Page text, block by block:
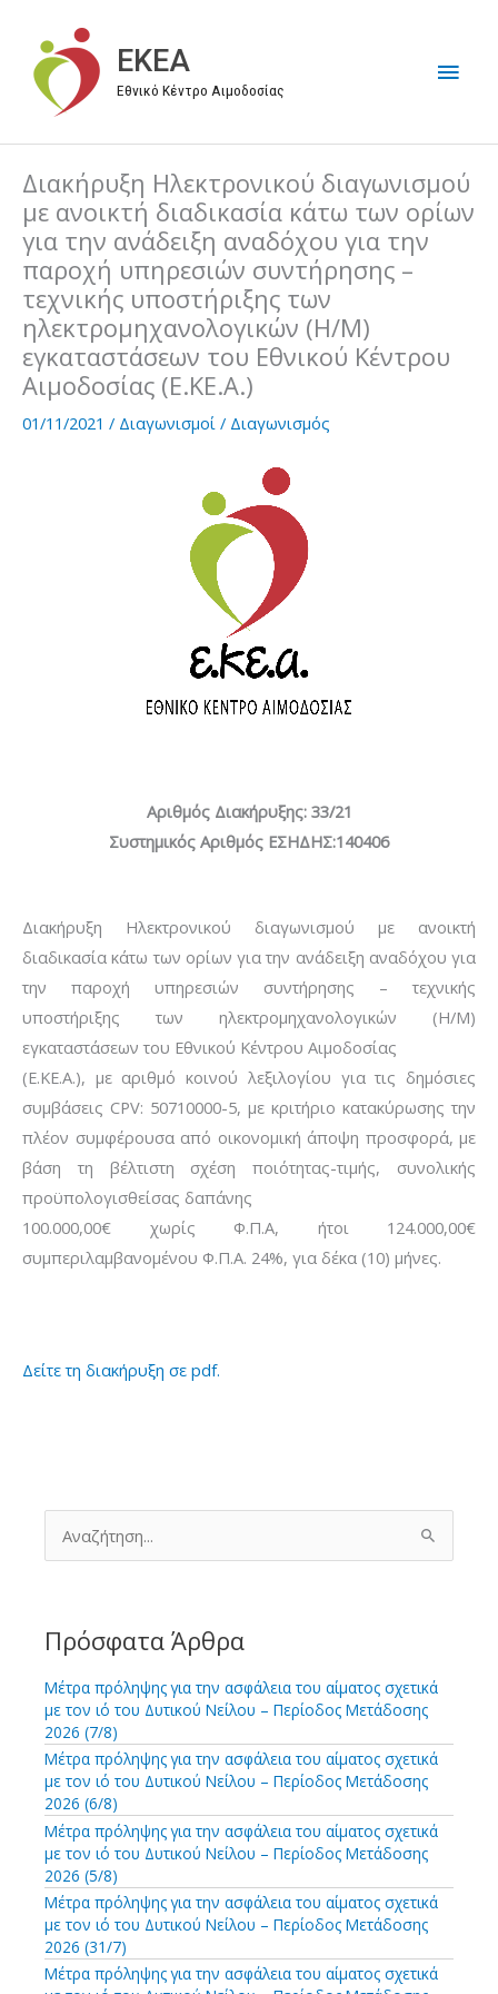
περιεχόμενο
EKEA
Εθνικό Κέντρο Αιμοδοσίας
Διακήρυξη Ηλεκτρονικού διαγωνισμού
με ανοικτή διαδικασία κάτω των ορίων
για την ανάδειξη αναδόχου για την
παροχή υπηρεσιών συντήρησης –
τεχνικής υποστήριξης των
ηλεκτρομηχανολογικών (Η/Μ)
εγκαταστάσεων του Εθνικού Κέντρου
Αιμοδοσίας (Ε.ΚΕ.Α.)
01/11/2021 / Διαγωνισμοί / Διαγωνισμός
Αριθμός Διακήρυξης: 33/21
Συστημικός Αριθμός ΕΣΗΔΗΣ:140406
Διακήρυξη Ηλεκτρονικού διαγωνισμού με ανοικτή
διαδικασία κάτω των ορίων για την ανάδειξη αναδόχου για
την παροχή υπηρεσιών συντήρησης – τεχνικής
υποστήριξης των ηλεκτρομηχανολογικών (Η/Μ)
εγκαταστάσεων του Εθνικού Κέντρου Αιμοδοσίας
(Ε.ΚΕ.Α.), με αριθμό κοινού λεξιλογίου για τις δημόσιες
συμβάσεις CPV: 50710000-5, με κριτήριο κατακύρωσης την
πλέον συμφέρουσα από οικονομική άποψη προσφορά, με
βάση τη βέλτιστη σχέση ποιότητας-τιμής, συνολικής
προϋπολογισθείσας δαπάνης
100.000,00€ χωρίς Φ.Π.Α, ήτοι 124.000,00€
συμπεριλαμβανομένου Φ.Π.Α. 24%, για δέκα (10) μήνες.
Δείτε τη διακήρυξη σε pdf.
α
τ
η
η
γ
ι
α
:
Πρόσφατα Άρθρα
Μέτρα πρόληψης για την ασφάλεια του αίματος σχετικά
με τον ιό του Δυτικού Νείλου – Περίοδος Μετάδοσης
2026 (7/8)
Μέτρα πρόληψης για την ασφάλεια του αίματος σχετικά
με τον ιό του Δυτικού Νείλου – Περίοδος Μετάδοσης
2026 (6/8)
Μέτρα πρόληψης για την ασφάλεια του αίματος σχετικά
με τον ιό του Δυτικού Νείλου – Περίοδος Μετάδοσης
2026 (5/8)
Μέτρα πρόληψης για την ασφάλεια του αίματος σχετικά
με τον ιό του Δυτικού Νείλου – Περίοδος Μετάδοσης
2026 (31/7)
Μέτρα πρόληψης για την ασφάλεια του αίματος σχετικά